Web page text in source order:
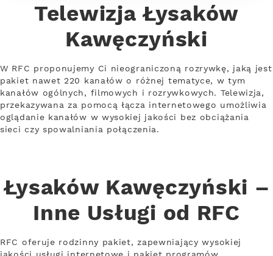
Telewizja Łysaków
Kawęczyński
W RFC proponujemy Ci nieograniczoną rozrywkę, jaką jest
pakiet nawet 220 kanałów o różnej tematyce, w tym
kanałów ogólnych, filmowych i rozrywkowych. Telewizja,
przekazywana za pomocą łącza internetowego umożliwia
oglądanie kanałów w wysokiej jakości bez obciążania
sieci czy spowalniania połączenia.
Łysaków Kawęczyński –
Inne Usługi od RFC
RFC oferuje rodzinny pakiet, zapewniający wysokiej